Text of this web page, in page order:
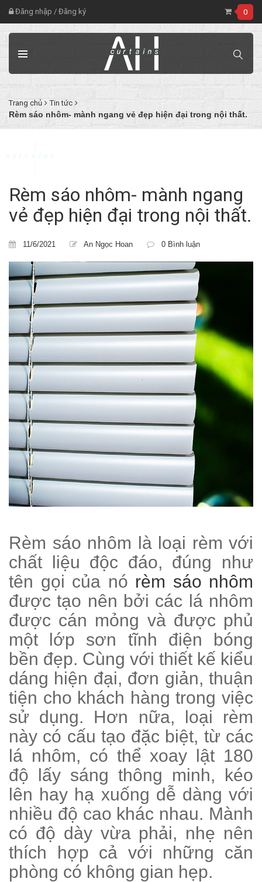
Đăng nhập / Đăng ký 0
Trang chủ Tin tức
Rèm sáo nhôm- mành ngang vẻ đẹp hiện đại trong nội thất.
Rèm sáo nhôm- mành ngang
vẻ đẹp hiện đại trong nội thất.
11/6/2021 An Ngọc Hoan 0 Bình luận
Rèm sáo nhôm là loại rèm với
chất liệu độc đáo, đúng như
tên gọi của nó rèm sáo nhôm
được tạo nên bởi các lá nhôm
được cán mỏng và được phủ
một lớp sơn tĩnh điện bóng
bền đẹp. Cùng với thiết kế kiểu
dáng hiện đại, đơn giản, thuận
tiện cho khách hàng trong việc
sử dụng. Hơn nữa, loại rèm
này có cấu tạo đặc biệt, từ các
lá nhôm, có thể xoay lật 180
độ lấy sáng thông minh, kéo
lên hay hạ xuống dễ dàng với
nhiều độ cao khác nhau. Mành
có độ dày vừa phải, nhẹ nên
thích hợp cả với những căn
phòng có không gian hẹp.